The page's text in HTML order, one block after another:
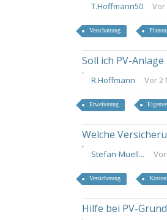
T.Hoffmann50
Verschattung
Soll ich PV-
R.Hoffmann Vor 2
Erweiterung
Welche
Stefan-Muell...
Versicherung Kosten
Hilfe bei PV-